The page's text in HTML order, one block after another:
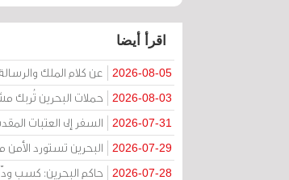
اقرأ أيضا
2026-08-05 عن كلام الملك
2026-08-03 حملات البحرين تُربك
2026-07-31 السفر إلى العتبات
2026-07-29 البحرين تستورد الأمن
2026-07-28 حاكم البحرين: كسب